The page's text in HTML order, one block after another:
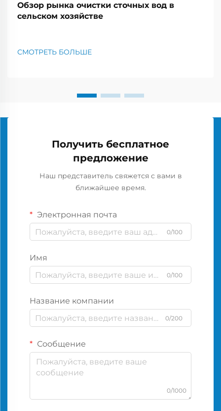
Обзор рынка очистки сточных вод в
сельском хозяйстве
СМОТРЕТЬ БОЛЬШЕ
Получить бесплатное
предложение
Наш представитель свяжется с вами в
ближайшее время.
Электронная почта
0/100
Имя
0/100
Название компании
0/200
Сообщение
0/1000